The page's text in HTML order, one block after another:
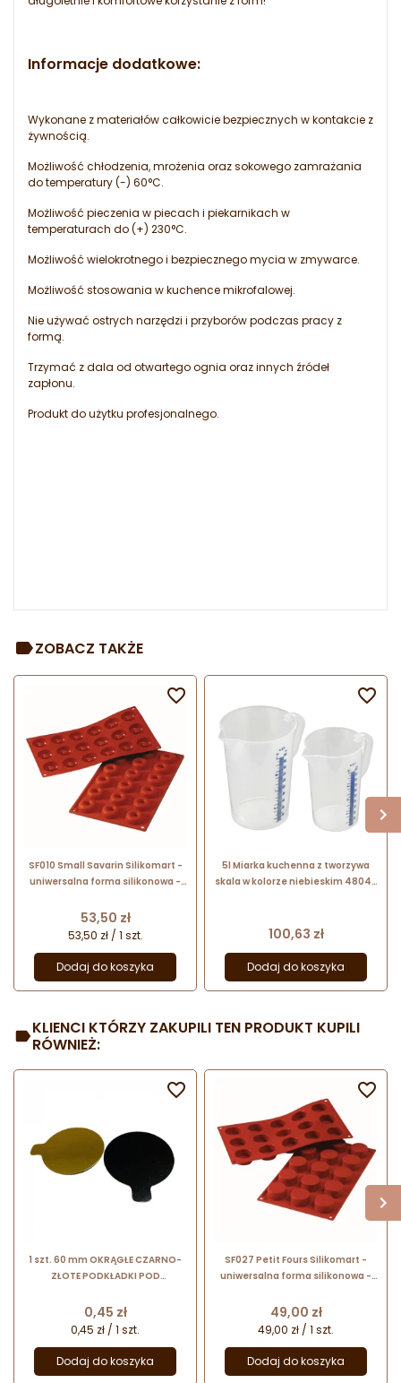
Informacje dodatkowe:
Wykonane z materiałów całkowicie bezpiecznych w kontakcie z
żywnością.
Możliwość chłodzenia, mrożenia oraz sokowego zamrażania
do temperatury (-) 60°C.
Możliwość pieczenia w piecach i piekarnikach w
temperaturach do (+) 230°C.
Możliwość wielokrotnego i bezpiecznego mycia w zmywarce.
Możliwość stosowania w kuchence mikrofalowej.
Nie używać ostrych narzędzi i przyborów podczas pracy z
formą.
Trzymać z dala od otwartego ognia oraz innych źródeł
zapłonu.
Produkt do użytku profesjonalnego.
ZOBACZ TAKŻE
SF010 Small Savarin Silikomart -
uniwersalna forma silikonowa -
porcji
Cena
53,50 zł
53,50 zł / 1 szt.
Dodaj do koszyka

5l Miarka kuchenna z tworzywa
skala w kolorze niebieskim 48046
Cena
100,63 zł
Dodaj do koszyka

KLIENCI KTÓRZY ZAKUPILI TEN PRODUKT KUPILI
RÓWNIEŻ:
1 szt. 60 mm OKRĄGŁE CZARNO-
ZŁOTE PODKŁADKI POD
papierowe podkładki z uchwytem
Cena
0,45 zł
0,45 zł / 1 szt.
Dodaj do koszyka

SF027 Petit Fours Silikomart -
uniwersalna forma silikonowa -
porcji
Cena
49,00 zł
49,00 zł / 1 szt.
Dodaj do koszyka
